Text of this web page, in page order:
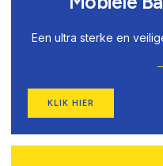
Een ultra sterke en
KLIK HIER